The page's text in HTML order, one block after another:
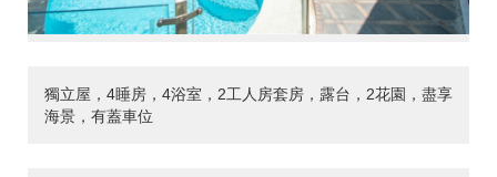
獨立屋，4睡房，4浴室，2工人房套房，露台，2花園，盡享
海景，有蓋車位